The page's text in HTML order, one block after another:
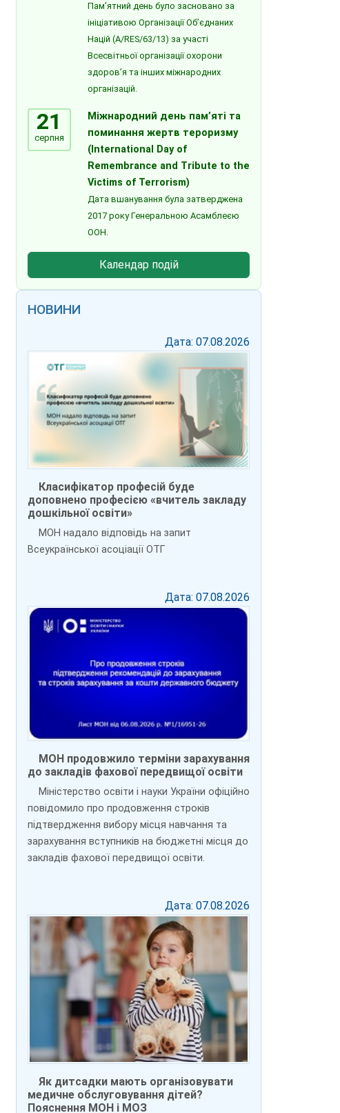
Пам’ятний день було засновано за
ініціативою Організації Об’єднаних
Націй (A/RES/63/13) за участі
Всесвітньої організації охорони
здоров’я та інших міжнародних
організацій.
21
серпня
Міжнародний день пам’яті та
поминання жертв тероризму
(International Day of
Remembrance and Tribute to the
Victims of Terrorism)
Дата вшанування була затверджена
2017 року Генеральною Асамблеєю
ООН.
Календар подій
НОВИНИ
Дата: 07.08.2026
Класифікатор професій буде
доповнено професією «вчитель закладу
дошкільної освіти»
МОН надало відповідь на запит
Всеукраїнської асоціації ОТГ
Дата: 07.08.2026
МОН продовжило терміни зарахування
до закладів фахової передвищої освіти
Міністерство освіти і науки України офіційно
повідомило про продовження строків
підтвердження вибору місця навчання та
зарахування вступників на бюджетні місця до
закладів фахової передвищої освіти.
Дата: 07.08.2026
Як дитсадки мають організовувати
медичне обслуговування дітей?
Пояснення МОН і МОЗ